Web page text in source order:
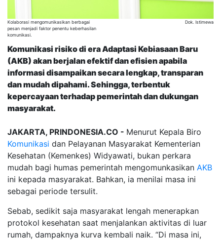
Kolaborasi mengomunikasikan berbagai
pesan menjadi faktor penentu keberhasilan
komunikasi.
Dok. Istimewa
Komunikasi risiko di era Adaptasi Kebiasaan Baru
(AKB) akan berjalan efektif dan efisien apabila
informasi disampaikan secara lengkap, transparan
dan mudah dipahami. Sehingga, terbentuk
kepercayaan terhadap pemerintah dan dukungan
masyarakat.
JAKARTA, PRINDONESIA.CO - Menurut Kepala Biro
Komunikasi dan Pelayanan Masyarakat Kementerian
Kesehatan (Kemenkes) Widyawati, bukan perkara
mudah bagi humas pemerintah mengomunkasikan AKB
ini kepada masyarakat. Bahkan, ia menilai masa ini
sebagai periode tersulit.
Sebab, sedikit saja masyarakat lengah menerapkan
protokol kesehatan saat menjalankan aktivitas di luar
rumah, dampaknya kurva kembali naik. “Di masa ini,